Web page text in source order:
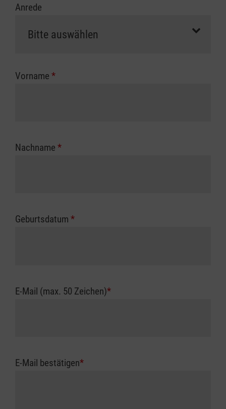
erfolgt eine Abrechnung der vollen Kursgebühr
Die notwendigen Formulare für die
zuständigen Berufsgenossenschaft oder
Anrede
Vorname *
Nachname *
Geburtsdatum *
E-Mail (max. 50 Zeichen)*
E-Mail bestätigen*